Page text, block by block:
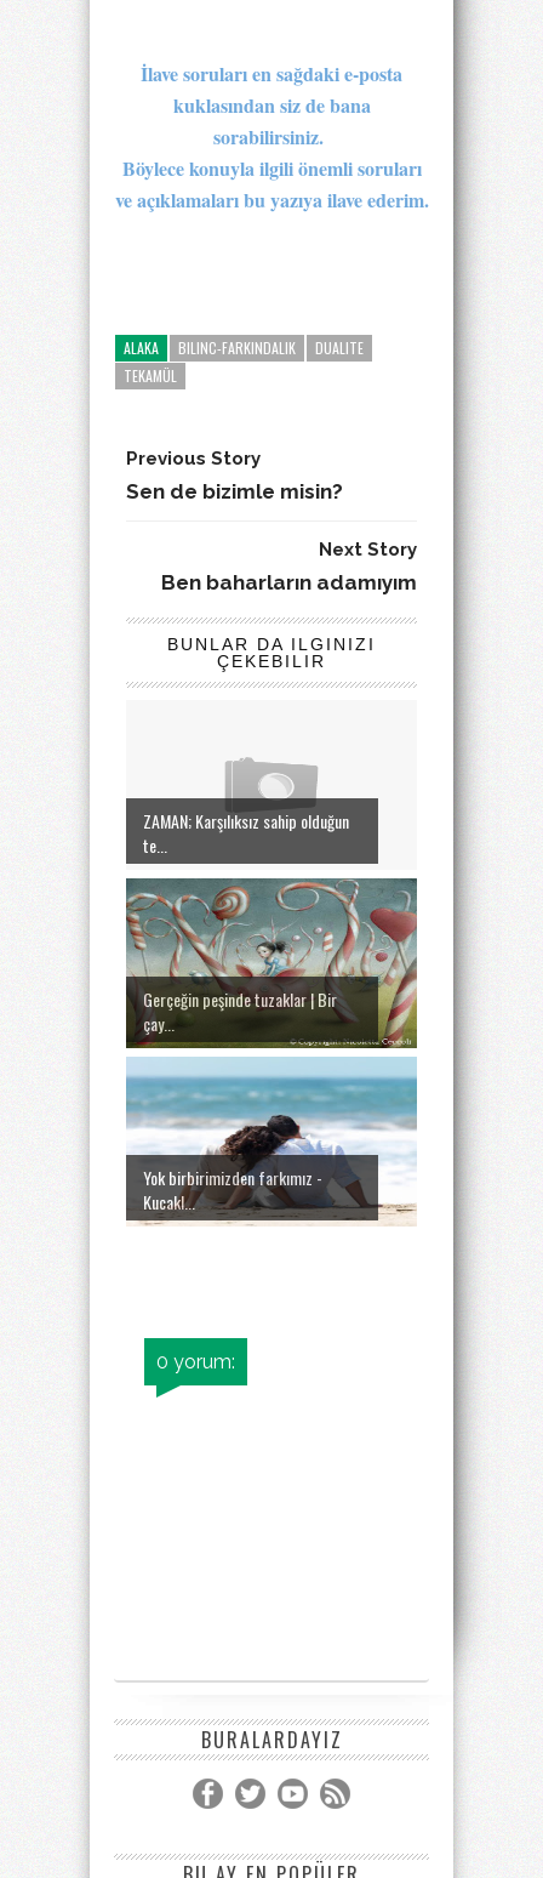
İlave soruları en sağdaki e-posta
kuklasından siz de bana
sorabilirsiniz.
Böylece konuyla ilgili önemli soruları
ve açıklamaları bu yazıya ilave ederim.
ALAKA BILINC-FARKINDALIK
DUALITE
TEKAMÜL
Previous Story
Sen de bizimle misin?
Next Story
Ben baharların adamıyım
BUNLAR DA ILGINIZI
ÇEKEBILIR
ZAMAN; Karşılıksız sahip olduğun
te...
Gerçeğin peşinde tuzaklar | Bir
çay...
Yok birbirimizden farkımız -
Kucakl...
0 yorum:
BURALARDAYIZ